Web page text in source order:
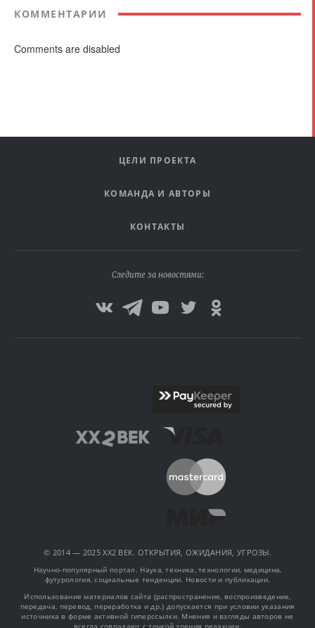
КОММЕНТАРИИ
Comments are disabled
ЦЕЛИ ПРОЕКТА
КОМАНДА И АВТОРЫ
КОНТАКТЫ
Следите за новостями:
© 2014 — 2025 XX2 ВЕК. ОТКРЫТИЯ, ОЖИДАНИЯ, УГРОЗЫ.
Научно-популярный портал. Наука, техника, технологии, медицина,
футурология, социальные тенденции. Новости и публикации.
Использование материалов сайта (распространение, воспроизведение,
передача, перевод, переработка и др.) допускается при условии указания
источника в форме активной гиперссылки. Мнения и взгляды авторов не
всегда совпадают с точкой зрения редакции.